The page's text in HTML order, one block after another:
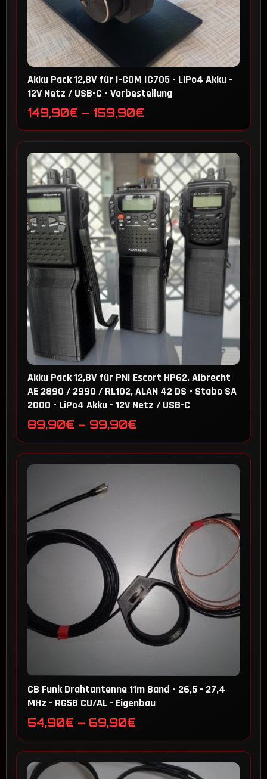
Akku Pack 12,8V für I-COM IC705 - LiPo4 Akku -
12V Netz / USB-C - Vorbestellung
149,90€ – 159,90€
bis
159,90€
Akku Pack 12,8V für PNI Escort HP62, Albrecht
AE 2890 / 2990 / RL102, ALAN 42 DS - Stabo SA
2000 - LiPo4 Akku - 12V Netz / USB-C
89,90€ – 99,90€
bis
99,90€
CB Funk Drahtantenne 11m Band - 26,5 - 27,4
MHz - RG58 CU/AL - Eigenbau
54,90€ – 69,90€
bis
69,90€